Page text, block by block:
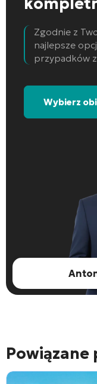
Zgodnie z
najlepsze
przypadków
Wybierz